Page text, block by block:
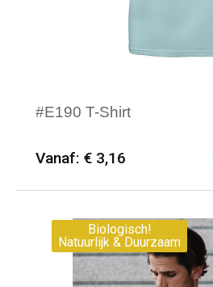
#E190 T-Shirt
Vanaf: € 3,16
Minimale afname: 25
Biologisch!
Natuurlijk & Duurzaam